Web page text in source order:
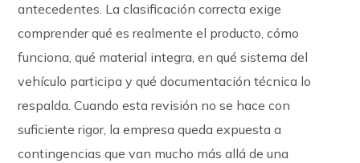
antecedentes. La clasificación correcta exige
comprender qué es realmente el producto, cómo
funciona, qué material integra, en qué sistema del
vehículo participa y qué documentación técnica lo
respalda. Cuando esta revisión no se hace con
suficiente rigor, la empresa queda expuesta a
contingencias que van mucho más allá de una